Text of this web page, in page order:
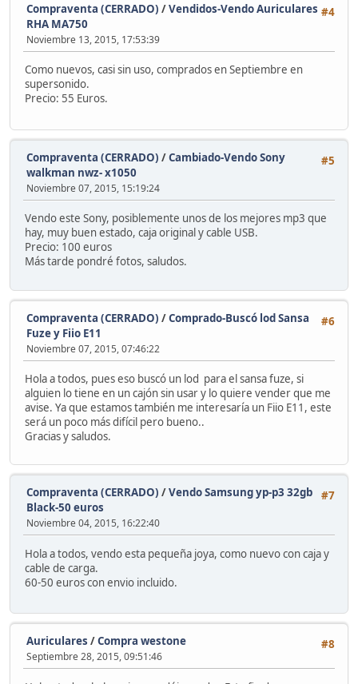
#4
Compraventa (CERRADO) /Vendidos-Vendo Auriculares
RHA MA750
Noviembre 13, 2015, 17:53:39
Como nuevos, casi sin uso, comprados en Septiembre en
supersonido.
Precio: 55 Euros.
#5
Compraventa (CERRADO) /Cambiado-Vendo Sony
walkman nwz- x1050
Noviembre 07, 2015, 15:19:24
Vendo este Sony, posiblemente unos de los mejores mp3 que
hay, muy buen estado, caja original y cable USB.
Precio: 100 euros
Más tarde pondré fotos, saludos.
#6
Compraventa (CERRADO) /Comprado-Buscó lod Sansa
Fuze y Fiio E11
Noviembre 07, 2015, 07:46:22
Hola a todos, pues eso buscó un lod para el sansa fuze, si
alguien lo tiene en un cajón sin usar y lo quiere vender que me
avise. Ya que estamos también me interesaría un Fiio E11, este
será un poco más difícil pero bueno..
Gracias y saludos.
#7
Compraventa (CERRADO) /Vendo Samsung yp-p3 32gb
Black-50 euros
Noviembre 04, 2015, 16:22:40
Hola a todos, vendo esta pequeña joya, como nuevo con caja y
cable de carga.
60-50 euros con envio incluido.
#8
Auriculares /Compra westone
Septiembre 28, 2015, 09:51:46